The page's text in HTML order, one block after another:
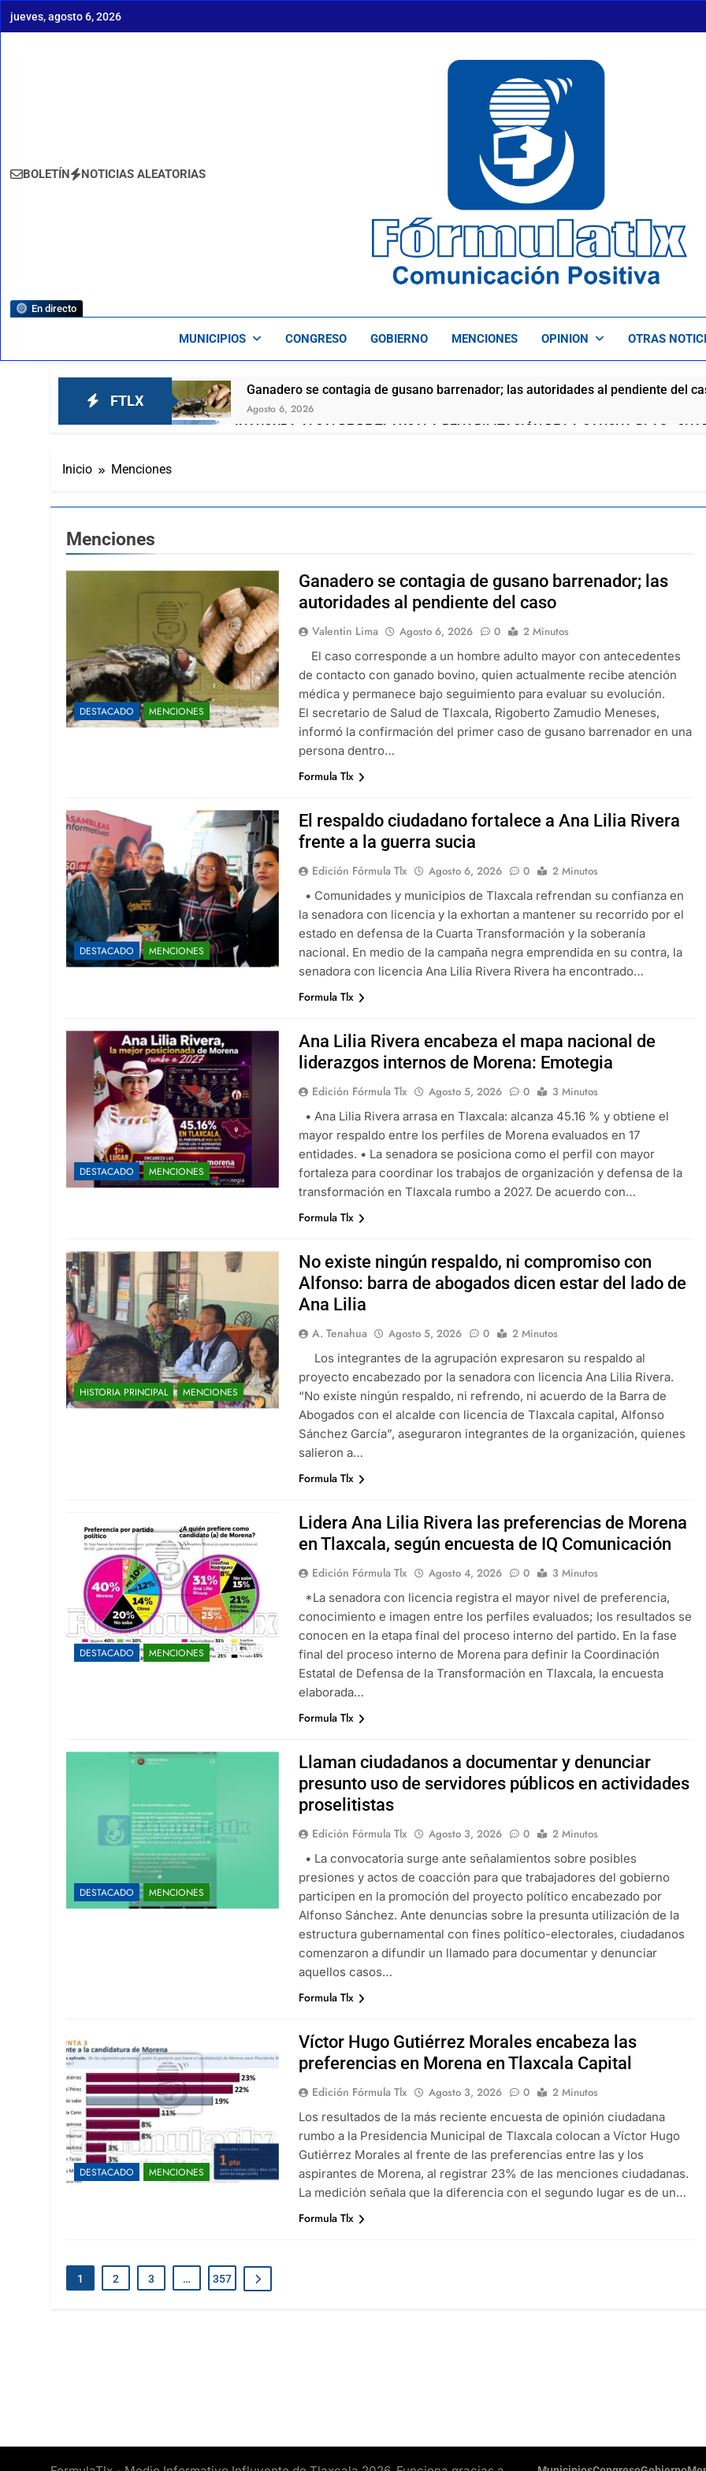
Saltar
jueves, agosto 6, 2026
BOLETÍN NOTICIAS ALEATORIAS
En directo FormulaTlx
MUNICIPIOS CONGRESO GOBIERNO MENCIONES OPINION OTRAS
FTLX
Ganadero se contagia de gusano barrenador; las autoridades al pendiente del
Agosto 6, 2026
INAUGURA ALCALDE DE TLAXCALA REHABILITACIÓN DE LA CANCHA BLAS
Agosto 6, 2026
“Mira este se ve que se la come doblada”: así pide disculpas el chalán de la
Agosto 6, 2026
Lorena Cuéllar estaría vinculada al crimen organizado y la DEA ya la tiene en la
Agosto 6, 2026
Nuevamente Coca-Cola anuncia el aumento a sus productos en México
Agosto 6, 2026
César Gastélum es asesinado durante una transmisión en vido en Sinaloa
Agosto 6, 2026
En Tailandia un futbolista muere tras ser alcanzado por un rayo durante un
Agosto 6, 2026
Inicio Menciones
Menciones
DESTACADO MENCIONES
Ganadero se contagia de gusano barrenador; las
autoridades al pendiente del caso
Valentin Lima Agosto 6, 2026 0
2 Minutos
El caso corresponde a un hombre adulto mayor con antecedentes
de contacto con ganado bovino, quien actualmente recibe atención
médica y permanece bajo seguimiento para evaluar su evolución.
El secretario de Salud de Tlaxcala, Rigoberto Zamudio Meneses,
informó la confirmación del primer caso de gusano barrenador en una
persona dentro…
Formula Tlx
DESTACADO MENCIONES
El respaldo ciudadano fortalece a Ana Lilia Rivera
frente a la guerra sucia
Edición Fórmula Tlx Agosto 6, 2026 0
2 Minutos
• Comunidades y municipios de Tlaxcala refrendan su confianza en
la senadora con licencia y la exhortan a mantener su recorrido por el
estado en defensa de la Cuarta Transformación y la soberanía
nacional. En medio de la campaña negra emprendida en su contra, la
senadora con licencia Ana Lilia Rivera Rivera ha encontrado…
Formula Tlx
DESTACADO MENCIONES
Ana Lilia Rivera encabeza el mapa nacional de
liderazgos internos de Morena: Emotegia
Edición Fórmula Tlx Agosto 5, 2026 0
3 Minutos
• Ana Lilia Rivera arrasa en Tlaxcala: alcanza 45.16 % y obtiene el
mayor respaldo entre los perfiles de Morena evaluados en 17
entidades. • La senadora se posiciona como el perfil con mayor
fortaleza para coordinar los trabajos de organización y defensa de la
transformación en Tlaxcala rumbo a 2027. De acuerdo con…
Formula Tlx
HISTORIA PRINCIPAL MENCIONES
No existe ningún respaldo, ni compromiso con
Alfonso: barra de abogados dicen estar del lado de
Ana Lilia
A. Tenahua Agosto 5, 2026 0
2 Minutos
Los integrantes de la agrupación expresaron su respaldo al
proyecto encabezado por la senadora con licencia Ana Lilia Rivera.
“No existe ningún respaldo, ni refrendo, ni acuerdo de la Barra de
Abogados con el alcalde con licencia de Tlaxcala capital, Alfonso
Sánchez García”, aseguraron integrantes de la organización, quienes
salieron a…
Formula Tlx
DESTACADO MENCIONES
Lidera Ana Lilia Rivera las preferencias de Morena
en Tlaxcala, según encuesta de IQ Comunicación
Edición Fórmula Tlx Agosto 4, 2026 0
3 Minutos
*La senadora con licencia registra el mayor nivel de preferencia,
conocimiento e imagen entre los perfiles evaluados; los resultados se
conocen en la etapa final del proceso interno del partido. En la fase
final del proceso interno de Morena para definir la Coordinación
Estatal de Defensa de la Transformación en Tlaxcala, la encuesta
elaborada…
Formula Tlx
DESTACADO MENCIONES
Llaman ciudadanos a documentar y denunciar
presunto uso de servidores públicos en actividades
proselitistas
Edición Fórmula Tlx Agosto 3, 2026 0
2 Minutos
• La convocatoria surge ante señalamientos sobre posibles
presiones y actos de coacción para que trabajadores del gobierno
participen en la promoción del proyecto político encabezado por
Alfonso Sánchez. Ante denuncias sobre la presunta utilización de la
estructura gubernamental con fines político-electorales, ciudadanos
comenzaron a difundir un llamado para documentar y denunciar
aquellos casos…
Formula Tlx
DESTACADO MENCIONES
Víctor Hugo Gutiérrez Morales encabeza las
preferencias en Morena en Tlaxcala Capital
Edición Fórmula Tlx Agosto 3, 2026 0
2 Minutos
Los resultados de la más reciente encuesta de opinión ciudadana
rumbo a la Presidencia Municipal de Tlaxcala colocan a Víctor Hugo
Gutiérrez Morales al frente de las preferencias entre las y los
aspirantes de Morena, al registrar 23% de las menciones ciudadanas.
La medición señala que la diferencia con el segundo lugar es de un…
Formula Tlx
1 2 3 … 357